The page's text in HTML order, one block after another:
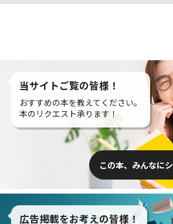
当サイトご覧の皆様！
おすすめの本を教えてください。
本のリクエスト承ります！
この本、みんなに
広告掲載をお考えの皆様！